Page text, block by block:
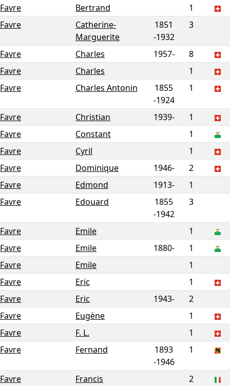
Favre
Bertrand
1
Favre
Catherine-
Marguerite
1851
-1932
3
Favre Charles 1957-
8
Favre
Charles
1
Favre
Charles Antonin
1855
-1924
1
Favre Christian 1939-
1
Favre
Constant
1
Favre
Cyril
1
Favre
Dominique 1946-
2
Favre
Edmond 1913-
1
Favre
Edouard
1855
-1942
3
Favre Emile
1
Favre
Emile 1880-
1
Favre
Emile
1
Favre
Eric
1
Favre
Eric 1943-
2
Favre
Eugène
1
Favre
F. L.
1
Favre
Fernand
1893
-1946
1
Favre Francis
2